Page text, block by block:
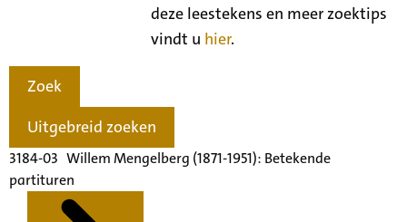
deze leestekens en meer zoektips
vindt u hier.
Zoek
Uitgebreid zoeken
3184-03 Willem Mengelberg (1871-1951): Betekende
partituren